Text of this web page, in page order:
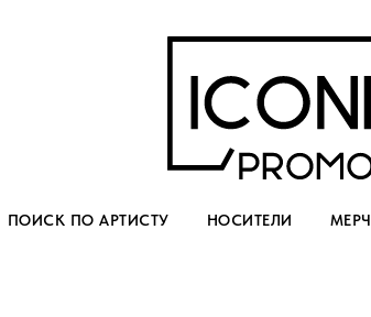
ПОИСК ПО АРТИСТУ НОСИТЕЛИ МЕРЧ